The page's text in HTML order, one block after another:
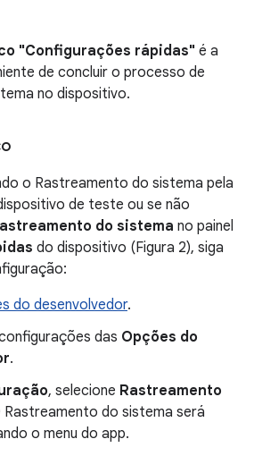
"Configurações rápidas" é a
de concluir o processo de
no dispositivo.
o Rastreamento do sistema pela
de teste ou se não
do sistema no painel
do dispositivo (Figura 2), siga
do desenvolvedor.
das Opções do
.
, selecione Rastreamento
Rastreamento do sistema será
o menu do app.